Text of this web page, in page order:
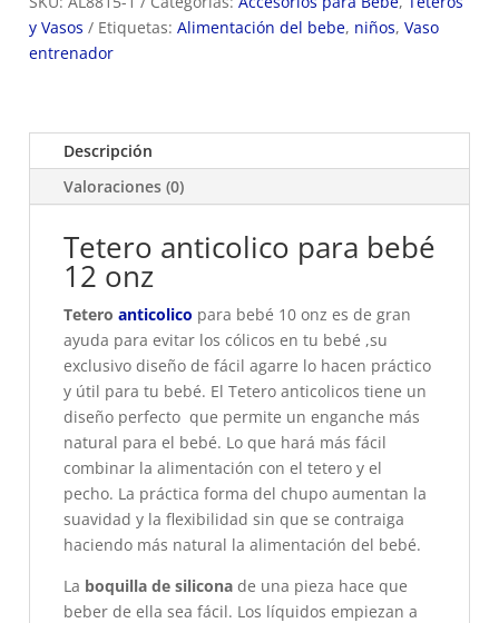
y Vasos
Etiquetas: Alimentación del bebe, niños, Vaso
entrenador
Descripción
Valoraciones (0)
Tetero anticolico para bebé
12 onz
Tetero anticolico para bebé 10 onz es de gran
ayuda para evitar los cólicos en tu bebé ,su
exclusivo diseño de fácil agarre lo hacen práctico
y útil para tu bebé. El Tetero anticolicos tiene un
diseño perfecto que permite un enganche más
natural para el bebé. Lo que hará más fácil
combinar la alimentación con el tetero y el
pecho. La práctica forma del chupo aumentan la
suavidad y la flexibilidad sin que se contraiga
haciendo más natural la alimentación del bebé.
La boquilla de silicona de una pieza hace que
beber de ella sea fácil. Los líquidos empiezan a